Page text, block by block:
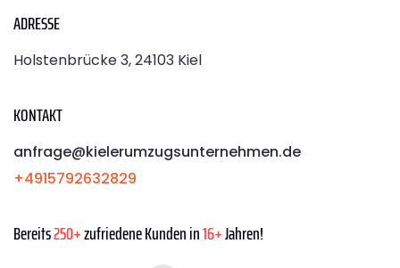
ADRESSE
Holstenbrücke 3, 24103 Kiel
KONTAKT
anfrage@kielerumzugsunternehmen.de
+4915792632829
Bereits250+zufriedene Kunden in16+Jahren!